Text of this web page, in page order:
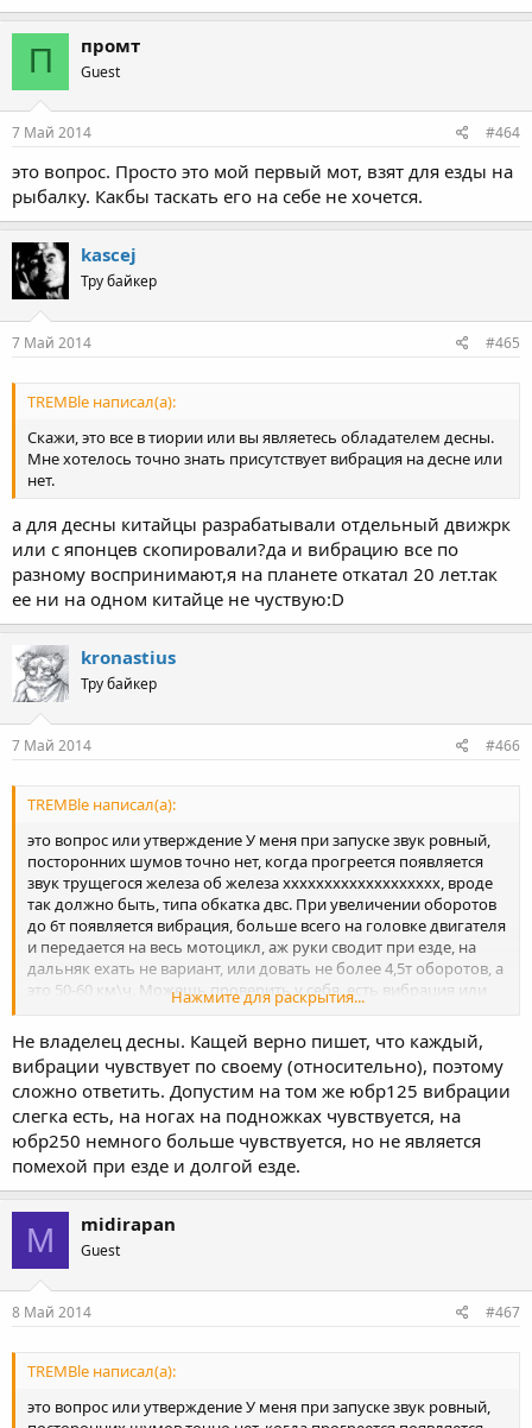
П промт
Guest
7 Май 2014 #464
это вопрос. Просто это мой первый мот, взят для езды на
рыбалку. Какбы таскать его на себе не хочется.
kascej
Тру байкер
7 Май 2014 #465
TREMBle написал(а):
Скажи, это все в тиории или вы являетесь обладателем десны.
Мне хотелось точно знать присутствует вибрация на десне или
нет.
а для десны китайцы разрабатывали отдельный движрк
или с японцев скопировали?да и вибрацию все по
разному воспринимают,я на планете откатал 20 лет.так
ее ни на одном китайце не чуствую:D
kronastius
Тру байкер
7 Май 2014 #466
TREMBle написал(а):
это вопрос или утверждение У меня при запуске звук ровный,
посторонних шумов точно нет, когда прогреется появляется
звук трущегося железа об железа ххххххххххххххххххх, вроде
так должно быть, типа обкатка двс. При увеличении оборотов
до 6т появляется вибрация, больше всего на головке двигателя
и передается на весь мотоцикл, аж руки сводит при езде, на
дальняк ехать не вариант, или довать не более 4,5т оборотов, а
это 50-60 км\ч. Можешь проверить у себя, есть вибрация или
нет, а то мне на 1ое то ехать, хочу сказать чтоб устраняли.
Нажмите для раскрытия...
Не владелец десны. Кащей верно пишет, что каждый,
вибрации чувствует по своему (относительно), поэтому
сложно ответить. Допустим на том же юбр125 вибрации
слегка есть, на ногах на подножках чувствуется, на
юбр250 немного больше чувствуется, но не является
помехой при езде и долгой езде.
M midirapan
Guest
8 Май 2014 #467
TREMBle написал(а):
это вопрос или утверждение У меня при запуске звук ровный,